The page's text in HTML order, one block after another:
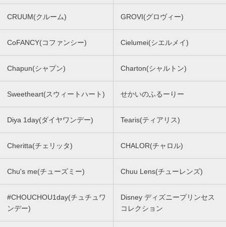
CRUUM(クルーム) GROVI(グロヴィー)
CoFANCY(コファンシー) Cielumei(シエルメイ)
Chapun(シャプン) Charton(シャルトン)
Sweetheart(スウィートハート) せかいのふるーりー
Diya 1day(ダイヤワンデー) Tearis(ティアリス)
Cheritta(チェリッタ) CHALOR(チャロル)
Chu's me(チューズミー) Chuu Lens(チューレンズ)
#CHOUCHOU1day(チュチュワ
ンデー)
Disney ディズニープリンセス
コレクション